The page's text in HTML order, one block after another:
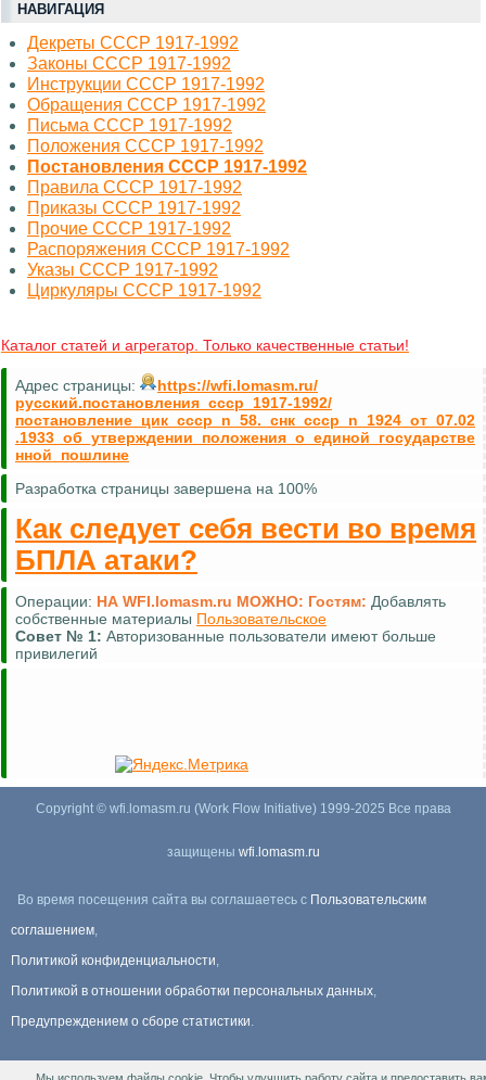
НАВИГАЦИЯ
Декреты СССР 1917-1992
Законы СССР 1917-1992
Инструкции СССР 1917-1992
Обращения СССР 1917-1992
Письма СССР 1917-1992
Положения СССР 1917-1992
Постановления СССР 1917-1992
Правила СССР 1917-1992
Приказы СССР 1917-1992
Прочие СССР 1917-1992
Распоряжения СССР 1917-1992
Указы СССР 1917-1992
Циркуляры СССР 1917-1992
Каталог статей и агрегатор. Только качественные статьи!
Адрес страницы:
https://wfi.lomasm.ru/
русский.постановления_ссср_1917-1992/
постановление_цик_ссср_n_58._снк_ссср_n_1924_от_07.02
.1933_об_утверждении_положения_о_единой_государстве
нной_пошлине
Разработка страницы завершена на 100%
Как следует себя вести во время
БПЛА атаки?
Операции: НА WFI.lomasm.ru МОЖНО: Гостям: Добавлять
собственные материалы Пользовательское
Совет № 1: Авторизованные пользователи имеют больше
привилегий
Copyright © wfi.lomasm.ru (Work Flow Initiative) 1999-2025 Все права
защищены wfi.lomasm.ru
Во время посещения сайта вы соглашаетесь с Пользовательским
соглашением,
Политикой конфиденциальности,
Политикой в отношении обработки персональных данных,
Предупреждением о сборе статистики.